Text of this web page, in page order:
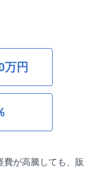
万円
費が高騰しても、販